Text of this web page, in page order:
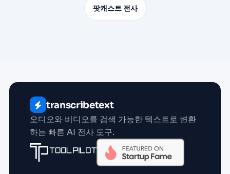
팟캐스트 전사
transcribetext
오디오와 비디오를 검색 가능한 텍스트로 변환
하는 빠른 AI 전사 도구.